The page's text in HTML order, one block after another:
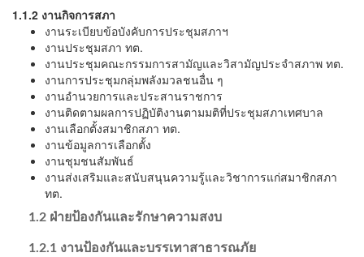
1.1.2 งานกิจการสภา
งานระเบียบข้อบังคับการประชุมสภาฯ
งานประชุมสภา ทต.
งานประชุมคณะกรรมการสามัญและวิสามัญประจำสภาพ ทต.
งานการประชุมกลุ่มพลังมวลชนอื่น ๆ
งานอำนวยการและประสานราชการ
งานติดตามผลการปฏิบัติงานตามมติที่ประชุมสภาเทศบาล
งานเลือกตั้งสมาชิกสภา ทต.
งานข้อมูลการเลือกตั้ง
งานชุมชนสัมพันธ์
งานส่งเสริมและสนับสนุนความรู้และวิชาการแก่สมาชิกสภา
ทต.
1.2 ฝ่ายป้องกันและรักษาความสงบ
1.2.1 งานป้องกันและบรรเทาสาธารณภัย